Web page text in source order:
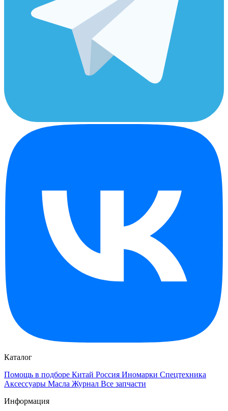
Каталог
Помощь в подборе Китай Россия Иномарки Спецтехника
Аксессуары Масла Журнал Все запчасти
Информация